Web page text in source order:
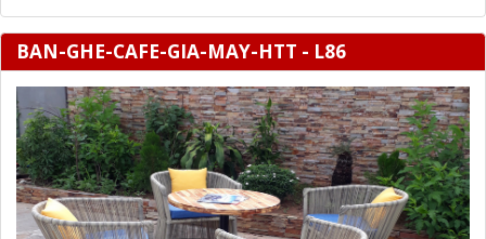
BAN-GHE-CAFE-GIA-MAY-HTT - L86